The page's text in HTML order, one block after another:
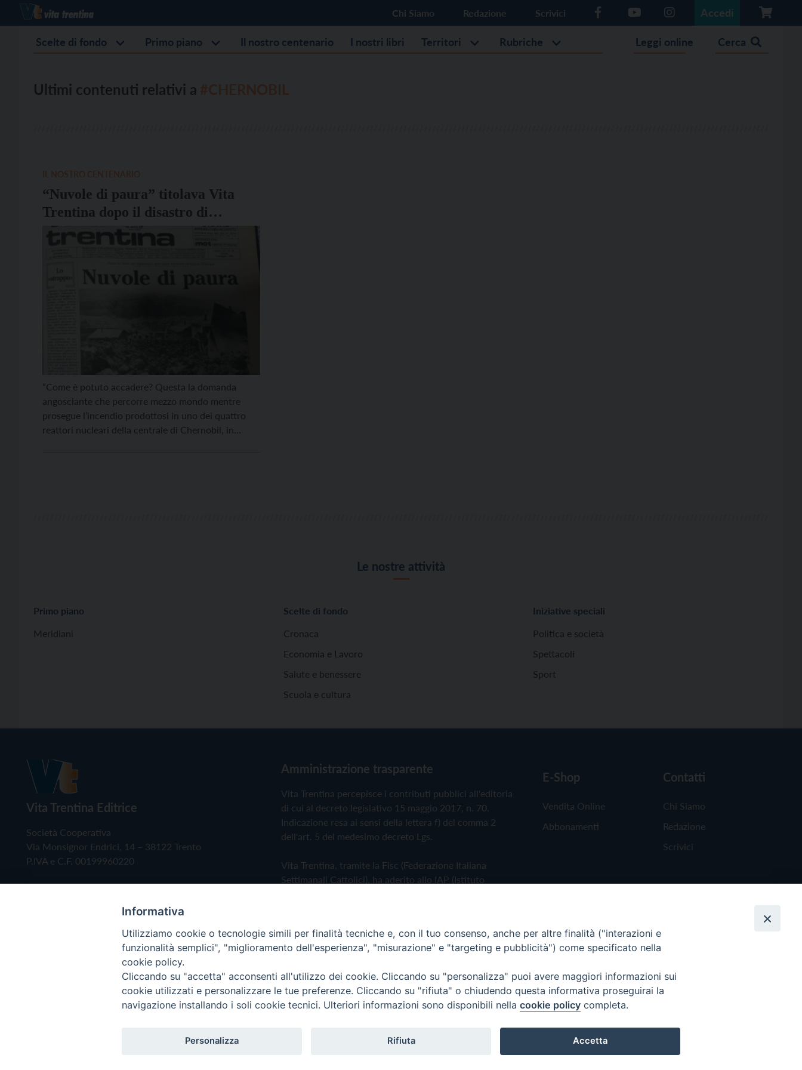
Chi Siamo Redazione Scrivici Accedi
Scelte di fondo Primo piano Il nostro centenario I nostri libri Territori Rubriche Leggi online Cerca
Ultimi contenuti relativi a
“Nuvole di paura” titolava Vita
Trentina dopo il disastro di
Chernobyl
“Come è potuto accadere? Questa la domanda
angosciante che percorre mezzo mondo mentre
prosegue l’incendio prodottosi in uno dei quattro
reattori nucleari della centrale di Chernobil, in
Le nostre attività
Primo piano
Meridiani
Scelte di fondo
Cronaca
Economia e Lavoro
Salute e benessere
Scuola e cultura
Iniziative speciali
Politica e società
Spettacoli
Sport
Vita Trentina Editrice
Società Cooperativa
Via Monsignor Endrici, 14 – 38122 Trento
P.IVA e C.F. 00199960220
Amministrazione trasparente
Vita Trentina percepisce i contributi pubblici all'editoria
di cui al decreto legislativo 15 maggio 2017, n. 70.
Indicazione resa ai sensi della lettera f) del comma 2
dell'art. 5 del medesimo decreto Lgs.
Vita Trentina, tramite la Fisc (Federazione Italiana
Settimanali Cattolici), ha aderito allo IAP (Istituto
Privacy Policy Cookie Policy
E-Shop
Vendita Online
Abbonamenti
Contatti
Chi Siamo
Redazione
Scrivici
Copyright © 2019 - Tutti i diritti riservati - Vita Trentina Editrice
Informativa
Utilizziamo cookie o tecnologie simili per finalità tecniche e, con il tuo consenso, anche per altre finalità ("interazioni e
funzionalità semplici", "miglioramento dell'esperienza", "misurazione" e "targeting e pubblicità") come specificato nella
cookie policy.
Cliccando su "accetta" acconsenti all'utilizzo dei cookie. Cliccando su "personalizza" puoi avere maggiori informazioni sui
cookie utilizzati e personalizzare le tue preferenze. Cliccando su "rifiuta" o chiudendo questa informativa proseguirai la
navigazione installando i soli cookie tecnici. Ulteriori informazioni sono disponibili nella cookie policy completa.
Personalizza Rifiuta Accetta